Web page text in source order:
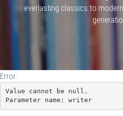
everlasting classics to
Error:
Value cannot be null.
Parameter name: writer